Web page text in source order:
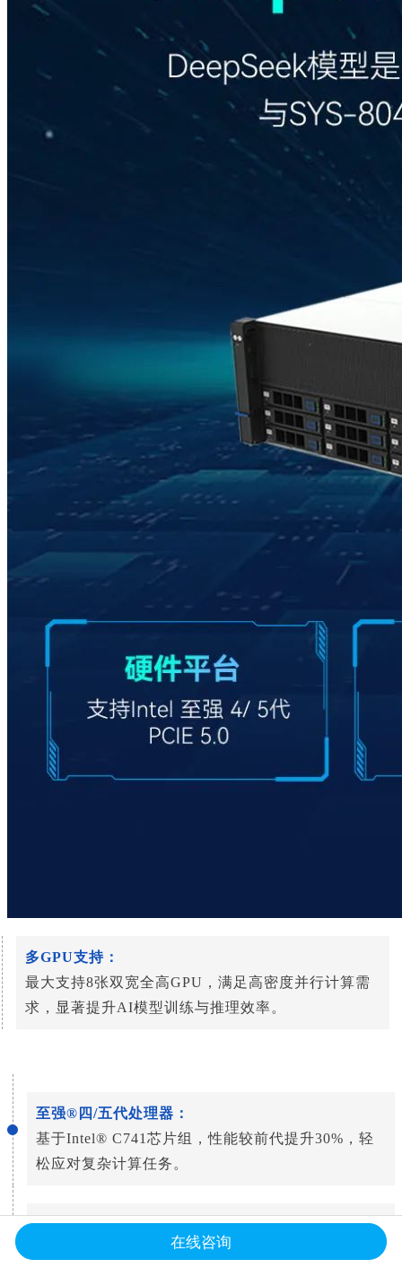
多GPU支持：
最大支持8张双宽全高GPU，满足高密度并行计算需
求，显著提升AI模型训练与推理效率。
至强®四/五代处理器：
基于Intel® C741芯片组，性能较前代提升30%，轻
松应对复杂计算任务。
超大内存与高速存储：
- 32个DDR5 DIMM插槽，最大支持8TB内存，
在线咨询